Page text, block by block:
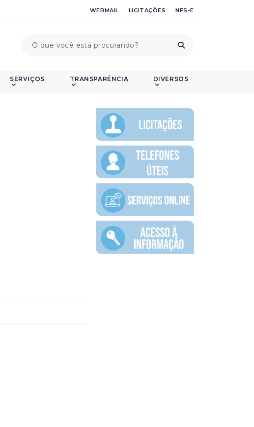
WEBMAIL LICITAÇÕES NFS-E
SERVIÇOS TRANSPARÊNCIA DIVERSOS